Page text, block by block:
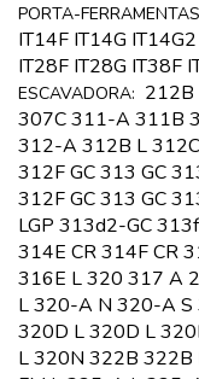
PORTA-
IT14F IT14G
IT28F IT28G IT38F
ESCAVADORA:
307C 311-A 311B
312-A 312B L
312F GC 313 GC
312F GC 313 GC
LGP 313d2-GC
314E CR 314F CR
316E L 320 317 A
L 320-A N 320-A S
320D L 320D L
L 320N 322B